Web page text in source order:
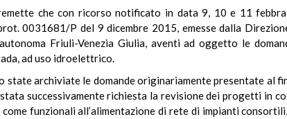
che con ricorso notificato in data 9, 10 e 11
0031681/P del 9 dicembre 2015, emesse dalla
Friuli-Venezia Giulia, aventi ad oggetto le
ad uso idroelettrico.
state archiviate le domande originariamente presentate al
successivamente richiesta la revisione dei progetti in
funzionali all’alimentazione di rete di impianti